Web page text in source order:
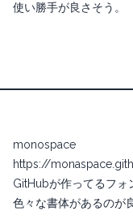
使い勝手が良さそう。
monospace
https://
GitHubが作ってるフォ
色々な書体があるのが